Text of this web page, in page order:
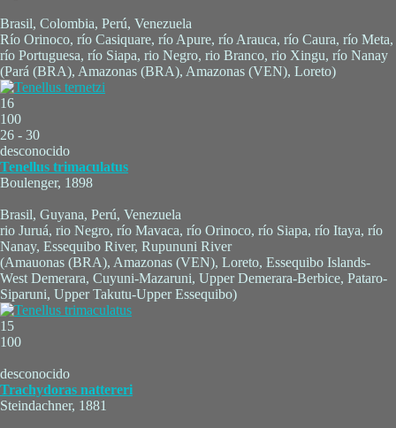
Brasil, Colombia, Perú, Venezuela
Río Orinoco, río Casiquare, río Apure, río Arauca, río Caura, río Meta,
río Portuguesa, río Siapa, rio Negro, rio Branco, rio Xingu, río Nanay
(Pará (BRA), Amazonas (BRA), Amazonas (VEN), Loreto)
16
100
26 - 30
desconocido
Tenellus trimaculatus
Boulenger, 1898
Brasil, Guyana, Perú, Venezuela
rio Juruá, rio Negro, río Mavaca, río Orinoco, río Siapa, río Itaya, río
Nanay, Essequibo River, Rupununi River
(Amauonas (BRA), Amazonas (VEN), Loreto, Essequibo Islands-
West Demerara, Cuyuni-Mazaruni, Upper Demerara-Berbice, Pataro-
Siparuni, Upper Takutu-Upper Essequibo)
15
100
desconocido
Trachydoras nattereri
Steindachner, 1881